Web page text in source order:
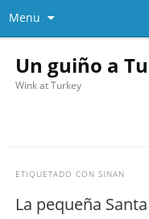
Menu
Un guiño a
Wink at Turkey
ETIQUETADO CON SINAN
La pequeña